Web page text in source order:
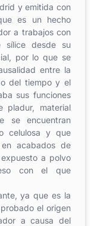
y emitida con
es un hecho
a trabajos con
sílice desde su
por lo que se
entre la
del tiempo y el
sus funciones
pladur, material
se encuentran
celulosa y que
acabados de
a polvo
con el que
ya que es la
el origen
a causa del